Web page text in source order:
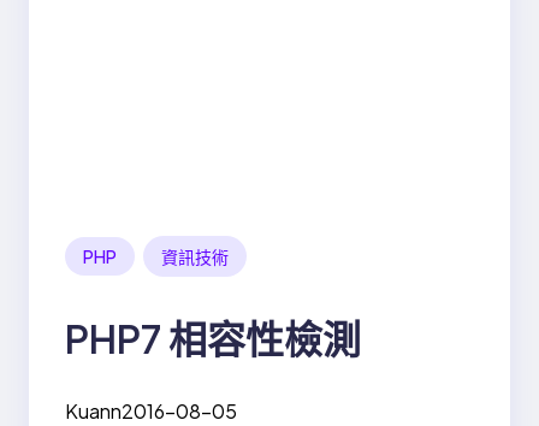
PHP 資訊技術
PHP7 相容性檢測
Kuann2016-08-05